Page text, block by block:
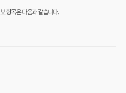
항목은 다음과 같습니다.